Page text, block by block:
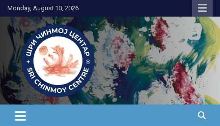
Skip
to
content
Monday, August 10, 2026
Медитација